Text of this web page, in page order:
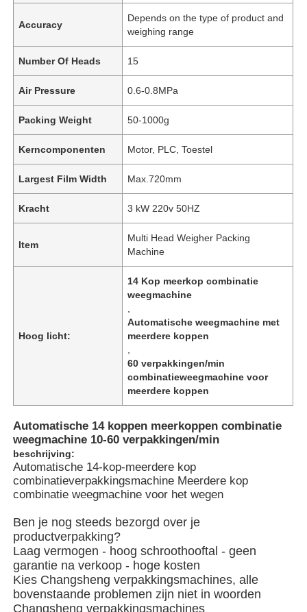
Huis
Over ons
Kwaliteitscontrole
Neem contact met ons op
nieuws
Gevallen
roterende verpakkingsmachine
Accuracy
Depends on the type of product and
weighing range
Number Of Heads 15
Air Pressure 0.6-0.8MPa
Packing Weight 50-1000g
Kerncomponenten Motor, PLC, Toestel
Largest Film Width Max.720mm
Kracht 3 kW 220v 50HZ
Item
Multi Head Weigher Packing
Machine
Hoog licht:
14 Kop meerkop combinatie
weegmachine
Automatische weegmachine met
meerdere koppen
60 verpakkingen/min
combinatieweegmachine voor
meerdere koppen
Automatische 14 koppen meerkoppen combinatie
weegmachine 10-60 verpakkingen/min
beschrijving:
Automatische 14-kop-meerdere kop
combinatieverpakkingsmachine Meerdere kop
combinatie weegmachine voor het wegen
Ben je nog steeds bezorgd over je
productverpakking?
Laag vermogen - hoog schroothooftal - geen
garantie na verkoop - hoge kosten
Kies Changsheng verpakkingsmachines, alle
bovenstaande problemen zijn niet in woorden
Changsheng verpakkingsmachines